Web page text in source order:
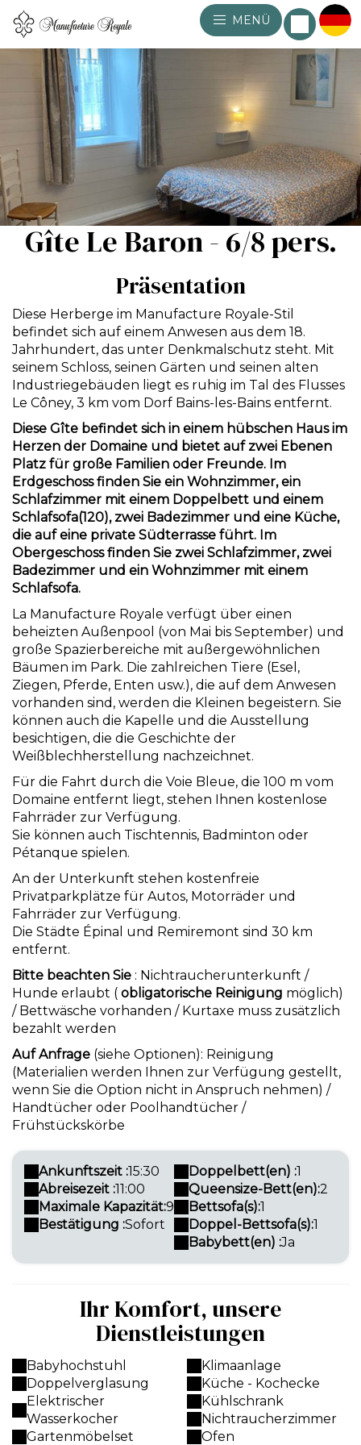
MENÜ
Gîte Le Baron - 6/8 pers.
Präsentation
Diese Herberge im Manufacture Royale-Stil
befindet sich auf einem Anwesen aus dem 18.
Jahrhundert, das unter Denkmalschutz steht. Mit
seinem Schloss, seinen Gärten und seinen alten
Industriegebäuden liegt es ruhig im Tal des Flusses
Le Côney, 3 km vom Dorf Bains-les-Bains entfernt.
Diese Gîte befindet sich in einem hübschen Haus im
Herzen der Domaine und bietet auf zwei Ebenen
Platz für große Familien oder Freunde. Im
Erdgeschoss finden Sie ein Wohnzimmer, ein
Schlafzimmer mit einem Doppelbett und einem
Schlafsofa(120), zwei Badezimmer und eine Küche,
die auf eine private Südterrasse führt. Im
Obergeschoss finden Sie zwei Schlafzimmer, zwei
Badezimmer und ein Wohnzimmer mit einem
Schlafsofa.
La Manufacture Royale verfügt über einen
beheizten Außenpool (von Mai bis September) und
große Spazierbereiche mit außergewöhnlichen
Bäumen im Park. Die zahlreichen Tiere (Esel,
Ziegen, Pferde, Enten usw.), die auf dem Anwesen
vorhanden sind, werden die Kleinen begeistern. Sie
können auch die Kapelle und die Ausstellung
besichtigen, die die Geschichte der
Weißblechherstellung nachzeichnet.
Für die Fahrt durch die Voie Bleue, die 100 m vom
Domaine entfernt liegt, stehen Ihnen kostenlose
Fahrräder zur Verfügung.
Sie können auch Tischtennis, Badminton oder
Pétanque spielen.
An der Unterkunft stehen kostenfreie
Privatparkplätze für Autos, Motorräder und
Fahrräder zur Verfügung.
Die Städte Épinal und Remiremont sind 30 km
entfernt.
Bitte beachten Sie : Nichtraucherunterkunft /
Hunde erlaubt ( obligatorische Reinigung möglich)
/ Bettwäsche vorhanden / Kurtaxe muss zusätzlich
bezahlt werden
Auf Anfrage (siehe Optionen): Reinigung
(Materialien werden Ihnen zur Verfügung gestellt,
wenn Sie die Option nicht in Anspruch nehmen) /
Handtücher oder Poolhandtücher /
Frühstückskörbe
Ankunftszeit :15:30
Abreisezeit :11:00
Maximale Kapazität:9
Bestätigung :Sofort
Doppelbett(en) :1
Queensize-Bett(en):2
Bettsofa(s):1
Doppel-Bettsofa(s):1
Babybett(en) :Ja
Ihr Komfort, unsere
Dienstleistungen
Babyhochstuhl
Doppelverglasung
Elektrischer
Wasserkocher
Gartenmöbelset
Klimaanlage
Küche - Kochecke
Kühlschrank
Nichtraucherzimmer
Ofen